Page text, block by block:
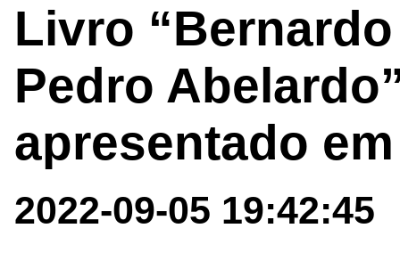
Livro
Pedro
apresentado
2022-09-05 19:42:45